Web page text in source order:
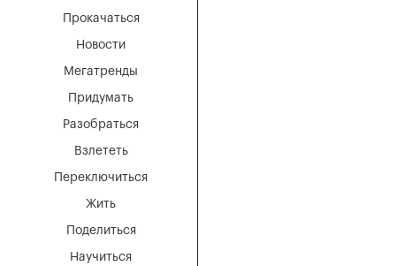
Мегатренды
Придумать
Разобраться
Взлететь
Новости
Переключиться
Жить
Поделиться
Научиться
Прокачаться